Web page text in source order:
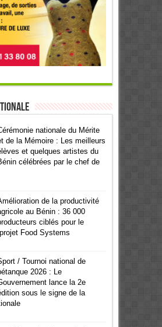
nationale du Mérite
de la Mémoire : Les meilleurs
et quelques artistes du
célébrées par le chef de
de la productivité
au Bénin : 36 000
ciblés pour le
projet Food Systems
/ Tournoi national de
2026 : Le
lance la 2e
sous le signe de la